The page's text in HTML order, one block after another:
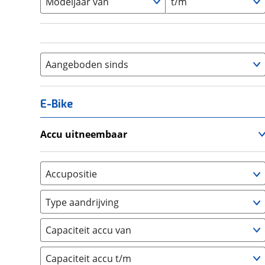
Aangeboden sinds
E-Bike
Accu uitneembaar
Nee, vast (0)
Accupositie
Bagagedrager (0)
Frame (0 )
Vloer (0
Achterbank (0)
Kofferbak (0)
Type aandrijving
Achterwiel (0)
Trapas
Voorwiel
Capaciteit accu van
Capaciteit accu t/m